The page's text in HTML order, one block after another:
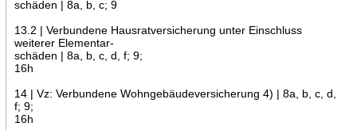
schäden | 8a, b, c; 9
13.2 | Verbundene Hausratversicherung unter Einschluss
weiterer Elementar-
schäden | 8a, b, c, d, f; 9;
16h
14 | Vz: Verbundene Wohngebäudeversicherung 4) | 8a, b, c, d,
f; 9;
16h